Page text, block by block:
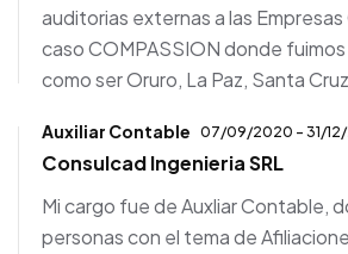
auditorias externas a las
caso COMPASSION donde
como ser Oruro, La Paz, Santa Cruz
Auxiliar Contable 07/09/2020 - 31/
Consulcad Ingenieria SRL
Mi cargo fue de Auxliar Contable,
personas con el tema de